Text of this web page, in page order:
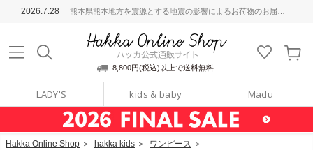
2026.7.28 熊本県熊本地方を震源とする地震の影響によるお荷物のお届けについて
8,800円(税込)以上で送料無料
LADY'S kids & baby Madu
通販サイト
Hakka Online Shop ＞ hakka kids ＞ ワンピース ＞